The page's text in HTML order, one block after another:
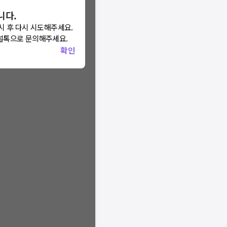
다.
두닥 채널톡
다.
후 다시 시도해주세요.
으로 문의해주세요.
확인